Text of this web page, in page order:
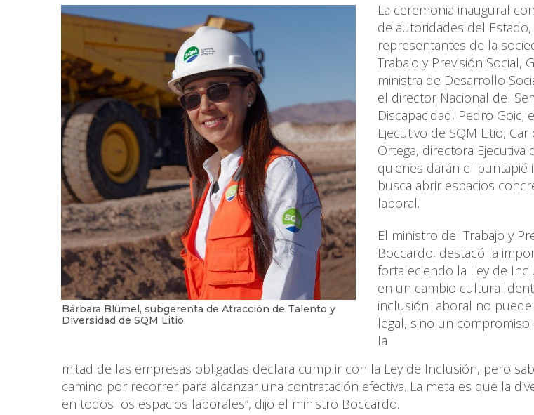
Bárbara Blümel, subgerenta de Atracción de Talento y
Diversidad de SQM Litio
La ceremonia inaugural
de autoridades del
representantes de la
Trabajo y Previsión Social,
ministra de Desarrollo
el director Nacional del
Discapacidad, Pedro Goic;
Ejecutivo de SQM Litio,
Ortega, directora Ejecutiva
quienes darán el puntapié
busca abrir espacios
laboral.
El ministro del Trabajo y
Boccardo, destacó la
fortaleciendo la Ley de
en un cambio cultural
inclusión laboral no
legal, sino un compromiso
la
mitad de las empresas obligadas declara cumplir con la Ley de Inclusión, pero
camino por recorrer para alcanzar una contratación efectiva. La meta es que la
en todos los espacios laborales”, dijo el ministro Boccardo.